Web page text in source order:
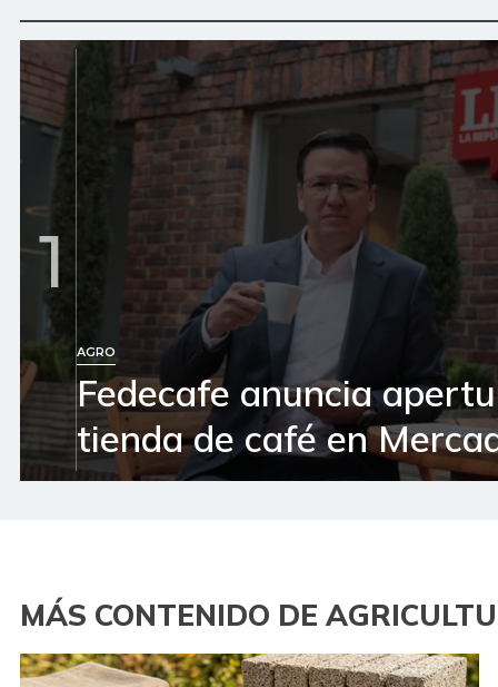
1
AGRO
Fedecafe anuncia
tienda de café en
MÁS CONTENIDO DE